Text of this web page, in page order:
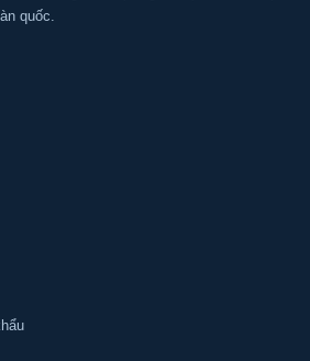
hãng tại tất cả các quận huyện
Đình, Đống Đa, Hai Bà Trưng,
Thanh Xuân, Hoàng Mai, Tây Hồ,
Từ Liêm, Nam Từ Liêm
Gia Lâm, Thanh Trì, Đông Anh,
Tín, Phú Xuyên, Ứng Hòa, Mỹ
Oai, Thạch Thất, Hoài Đức, Đan
Sơn Tây,...
quốc.